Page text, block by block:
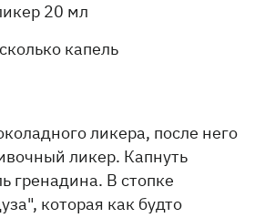
20 мл
капель
ликера, после него
ликер. Капнуть
гренадина. В стопке
которая как будто